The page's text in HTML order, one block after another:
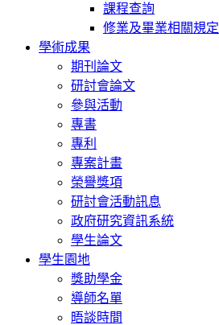
課程查詢
修業及畢業相關規定
學術成果
期刊論文
研討會論文
參與活動
專書
專利
專案計畫
榮譽獎項
研討會活動訊息
政府研究資訊系統
學生論文
學生園地
獎助學金
導師名單
晤談時間